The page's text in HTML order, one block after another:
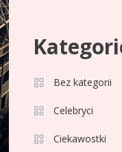
Bez kategorii
Celebryci
Ciekawostki
3